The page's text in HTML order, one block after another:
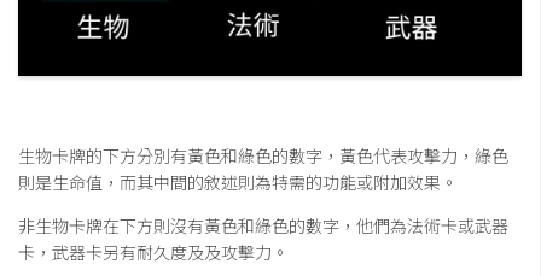
生物卡牌的下方分別有黃色和綠色的數字，黃色代表攻擊力，綠色
則是生命值，而其中間的敘述則為特需的功能或附加效果。
非生物卡牌在下方則沒有黃色和綠色的數字，他們為法術卡或武器
卡，武器卡另有耐久度及及攻擊力。